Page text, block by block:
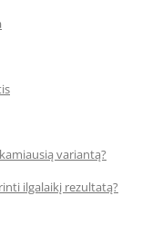
variantą?
ilgalaikį rezultatą?